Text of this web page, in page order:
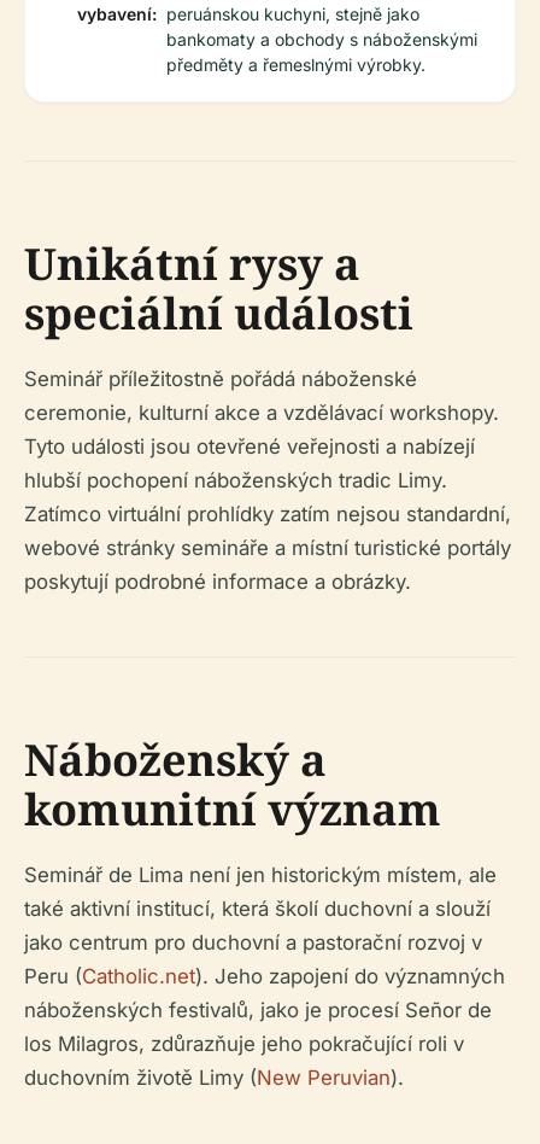
vybavení: peruánskou kuchyni, stejně jako
bankomaty a obchody s náboženskými
předměty a řemeslnými výrobky.
Unikátní rysy a
speciální události
Seminář příležitostně pořádá náboženské
ceremonie, kulturní akce a vzdělávací workshopy.
Tyto události jsou otevřené veřejnosti a nabízejí
hlubší pochopení náboženských tradic Limy.
Zatímco virtuální prohlídky zatím nejsou standardní,
webové stránky semináře a místní turistické portály
poskytují podrobné informace a obrázky.
Náboženský a
komunitní význam
Seminář de Lima není jen historickým místem, ale
také aktivní institucí, která školí duchovní a slouží
jako centrum pro duchovní a pastorační rozvoj v
Peru (Catholic.net). Jeho zapojení do významných
náboženských festivalů, jako je procesí Señor de
los Milagros, zdůrazňuje jeho pokračující roli v
duchovním životě Limy (New Peruvian).